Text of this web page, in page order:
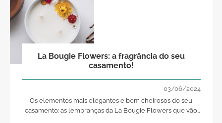
La Bougie Flowers: a fragrância do seu
casamento!
03/06/2024
Os elementos mais elegantes e bem cheirosos do seu
casamento: as lembranças da La Bougie Flowers que vão